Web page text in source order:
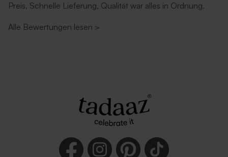
Rostbrauner Umschlag mit
spitzer Klappe
Preis, Schnelle Lieferung, Qualität war alles in Ordnung.
Alle Bewertungen lesen >